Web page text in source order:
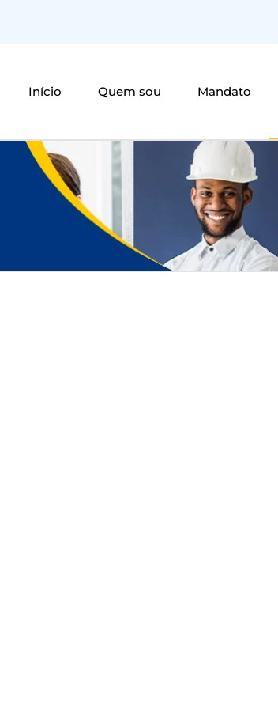
Início Quem sou Mandato